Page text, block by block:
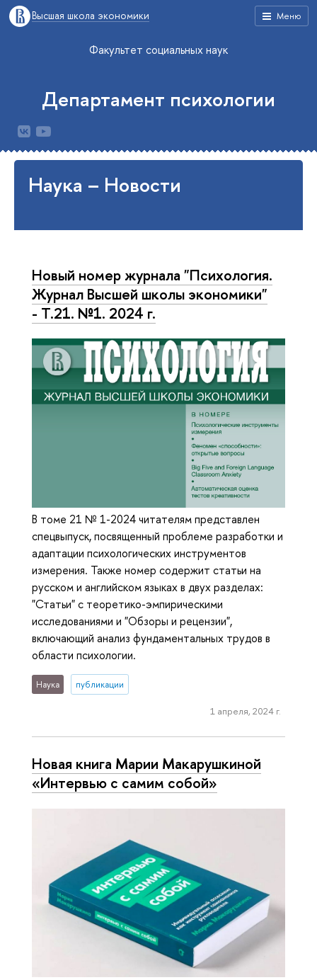
Меню
Высшая школа экономики
Факультет социальных наук
Департамент психологии
Наука – Новости
Новый номер журнала "Психология.
Журнал Высшей школы экономики"
- Т.21. №1. 2024 г.
В томе 21 № 1-2024 читателям представлен
спецвыпуск, посвященный проблеме разработки и
адаптации психологических инструментов
измерения. Также номер содержит статьи на
русском и английском языках в двух разделах:
"Статьи" с теоретико-эмпирическими
исследованиями и "Обзоры и рецензии",
включающий анализ фундаментальных трудов в
области психологии.
Наука публикации
1 апреля, 2024 г.
Новая книга Марии Макарушкиной
«Интервью с самим собой»